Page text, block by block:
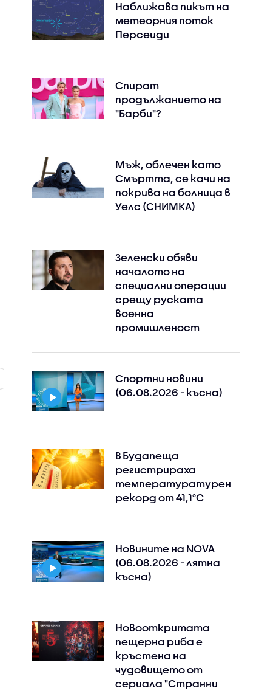
Instagram Facebook
Наближава пикът на
метеорния поток
Персеиди
Спират
продължанието на
"Барби"?
Мъж, облечен като
Смъртта, се качи на
покрива на болница в
Уелс (СНИМКА)
Зеленски обяви
началото на
специални операции
срещу руската
военна
промишленост
Спортни новини
(06.08.2026 - късна)
В Будапеща
регистрираха
температуратурен
рекорд от 41,1°C
Новините на NOVA
(06.08.2026 - лятна
късна)
Новооткритата
пещерна риба е
кръстена на
чудовището от
сериала "Странни